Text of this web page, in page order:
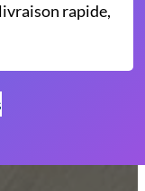
rapide,